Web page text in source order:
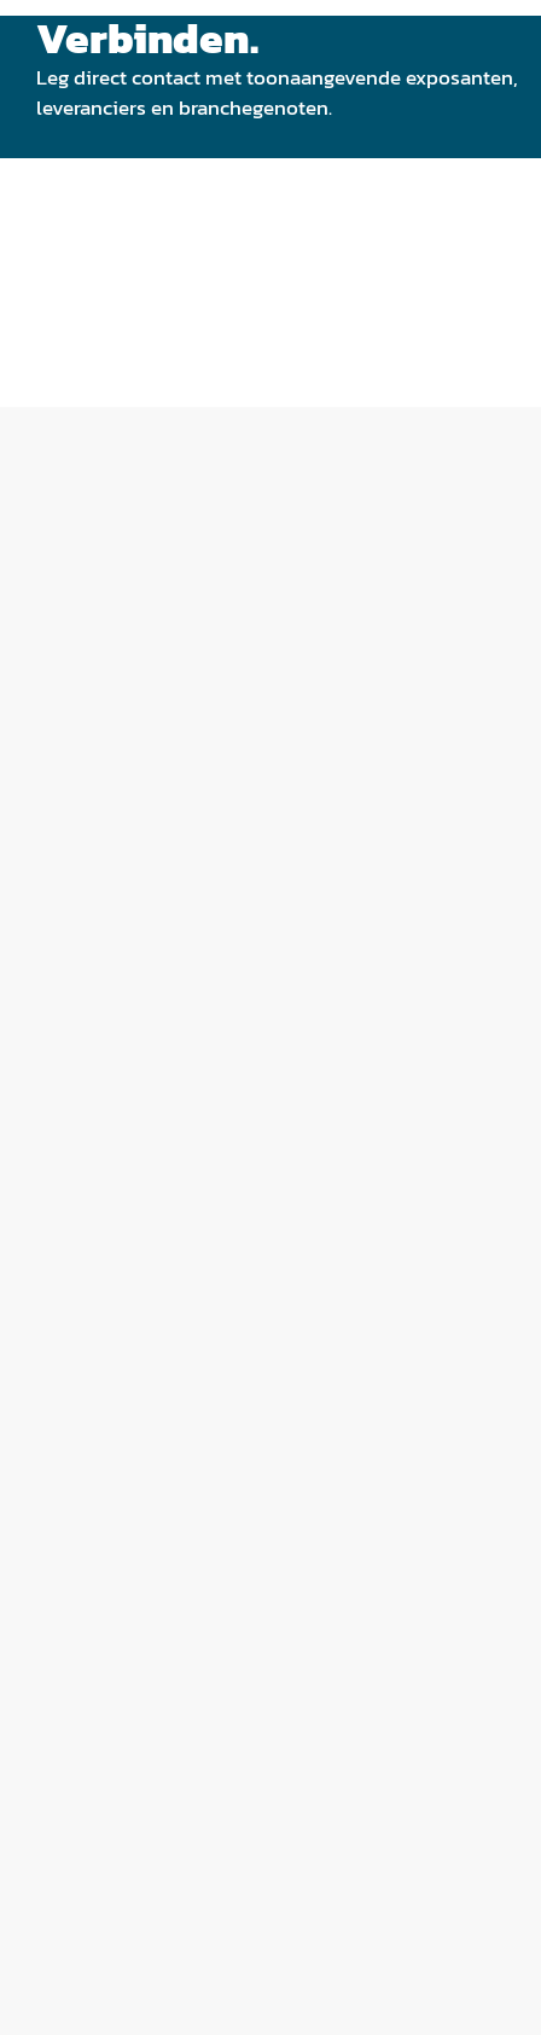
Verbinden.
Leg direct contact met toonaangevende exposanten,
leveranciers en branchegenoten.